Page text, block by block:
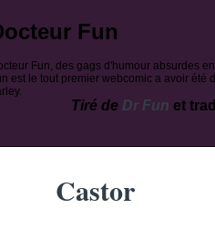
Fun
Fun, des gags d'humour absurdes
est le tout premier webcomic a avoir été
Tiré de Dr Fun et
Castor